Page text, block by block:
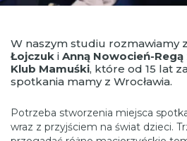
W naszym studiu rozmawiamy z
Łojczuk i Anną Nowocień-Regą
Klub Mamuśki, które od 15 lat
spotkania mamy z Wrocławia.
Potrzeba stworzenia miejsca
wraz z przyjściem na świat dzieci.